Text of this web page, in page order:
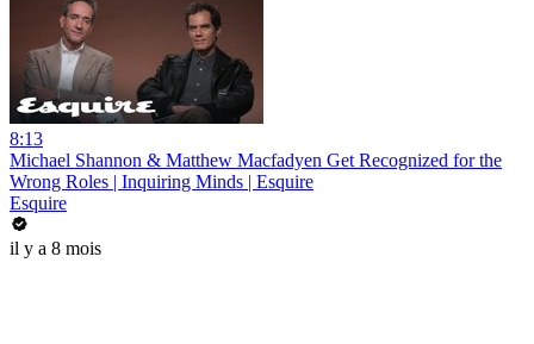
8:13
Michael Shannon & Matthew Macfadyen Get Recognized for the
Wrong Roles | Inquiring Minds | Esquire
Esquire
il y a 8 mois